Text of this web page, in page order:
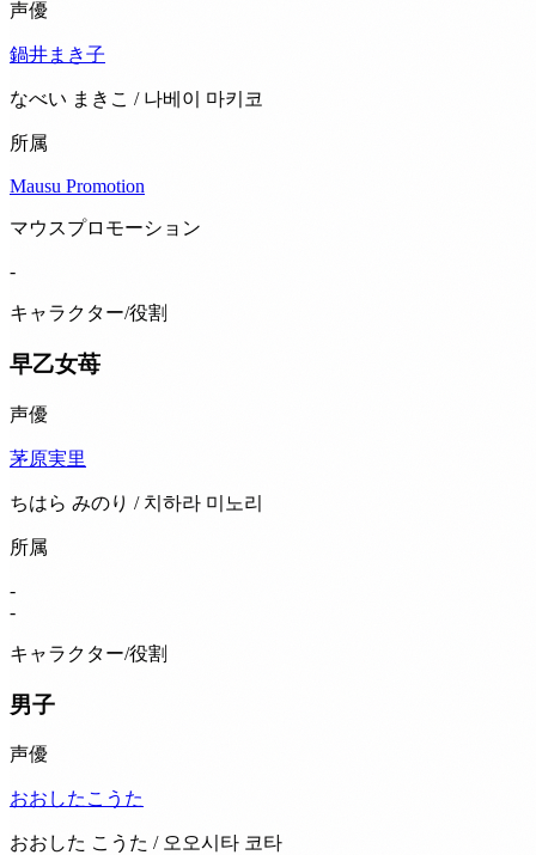
声優
鍋井まき子
なべい まきこ / 나베이 마키코
所属
Mausu Promotion
マウスプロモーション
-
キャラクター/役割
早乙女苺
声優
茅原実里
ちはら みのり / 치하라 미노리
所属
-
-
キャラクター/役割
男子
声優
おおしたこうた
おおした こうた / 오오시타 코타